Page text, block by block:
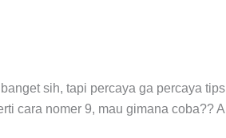
sih, tapi percaya ga percaya
cara nomer 9, mau gimana coba??